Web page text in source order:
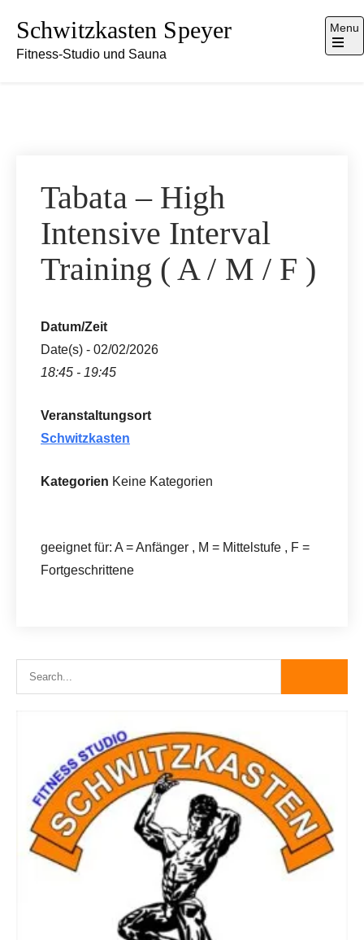
content
Schwitzkasten Speyer
Fitness-Studio und Sauna
Menu
Tabata – High
Intensive Interval
Training ( A / M / F )
Datum/Zeit
Date(s) - 02/02/2026
18:45 - 19:45
Veranstaltungsort
Schwitzkasten
Kategorien Keine Kategorien
geeignet für: A = Anfänger , M = Mittelstufe , F =
Fortgeschrittene